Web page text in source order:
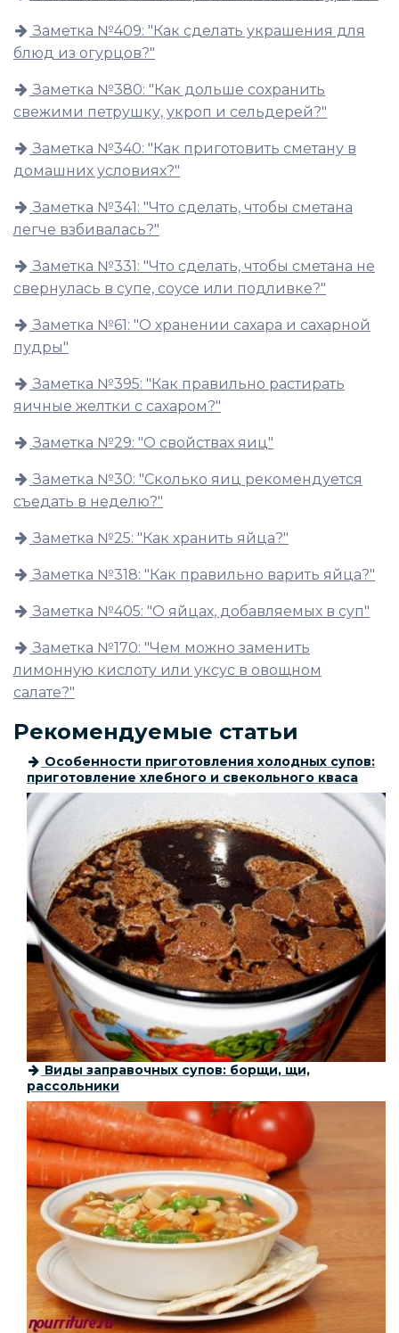
Заметка №409: "Как сделать украшения для
блюд из огурцов?"
Заметка №380: "Как дольше сохранить
свежими петрушку, укроп и сельдерей?"
Заметка №340: "Как приготовить сметану в
домашних условиях?"
Заметка №341: "Что сделать, чтобы сметана
легче взбивалась?"
Заметка №331: "Что сделать, чтобы сметана не
свернулась в супе, соусе или подливке?"
Заметка №61: "О хранении сахара и сахарной
пудры"
Заметка №395: "Как правильно растирать
яичные желтки с сахаром?"
Заметка №29: "О свойствах яиц"
Заметка №30: "Сколько яиц рекомендуется
съедать в неделю?"
Заметка №25: "Как хранить яйца?"
Заметка №318: "Как правильно варить яйца?"
Заметка №405: "О яйцах, добавляемых в суп"
Заметка №170: "Чем можно заменить
лимонную кислоту или уксус в овощном
салате?"
Рекомендуемые статьи
Особенности приготовления холодных супов:
приготовление хлебного и свекольного кваса
Виды заправочных супов: борщи, щи,
рассольники